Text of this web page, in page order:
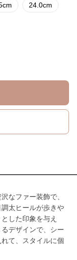
24.0cm
なファー装飾で、
太ヒールが歩きや
した印象を与え
デザインで、シー
て、スタイルに個